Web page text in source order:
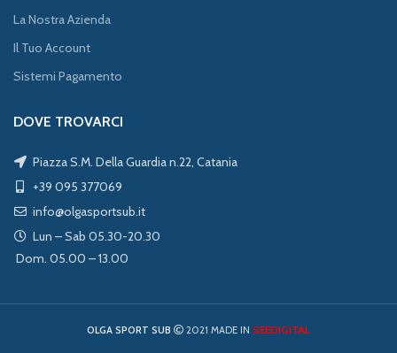
La Nostra Azienda
Il Tuo Account
Sistemi Pagamento
DOVE TROVARCI
Piazza S.M. Della Guardia n.22, Catania
+39 095 377069
info@olgasportsub.it
Lun – Sab 05.30-20.30
Dom. 05.00 – 13.00
OLGA SPORT SUB 2021 MADE IN SEEDIGITAL